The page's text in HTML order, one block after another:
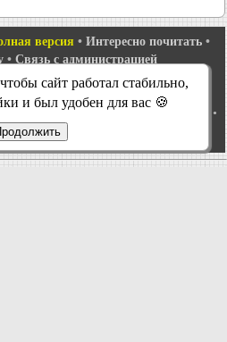
версия • Интересно почитать •
• Связь с администрацией
2•Мондео 1•Мондео 1 и 2•
4•Эскорт 3•Эскорт 4 •Эскорт 5
2 Фьюжн • Скорпио 1
•
сайт работал стабильно,
и был удобен для вас 🍪